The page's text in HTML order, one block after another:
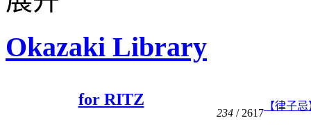
Okazaki Library
for RITZ
234 / 2617
【律子